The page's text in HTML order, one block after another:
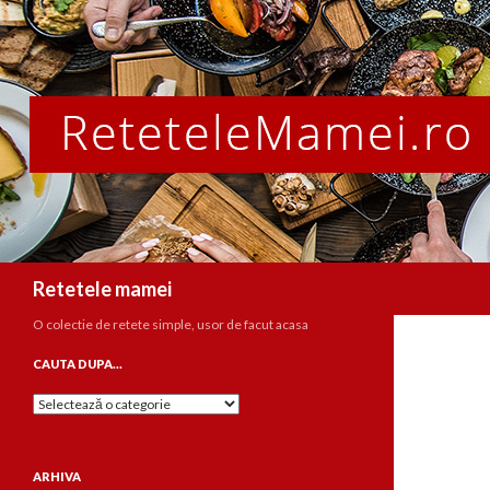
Retetele mamei
O colectie de retete simple, usor de facut acasa
CAUTA DUPA…
Cauta
ARHIVA